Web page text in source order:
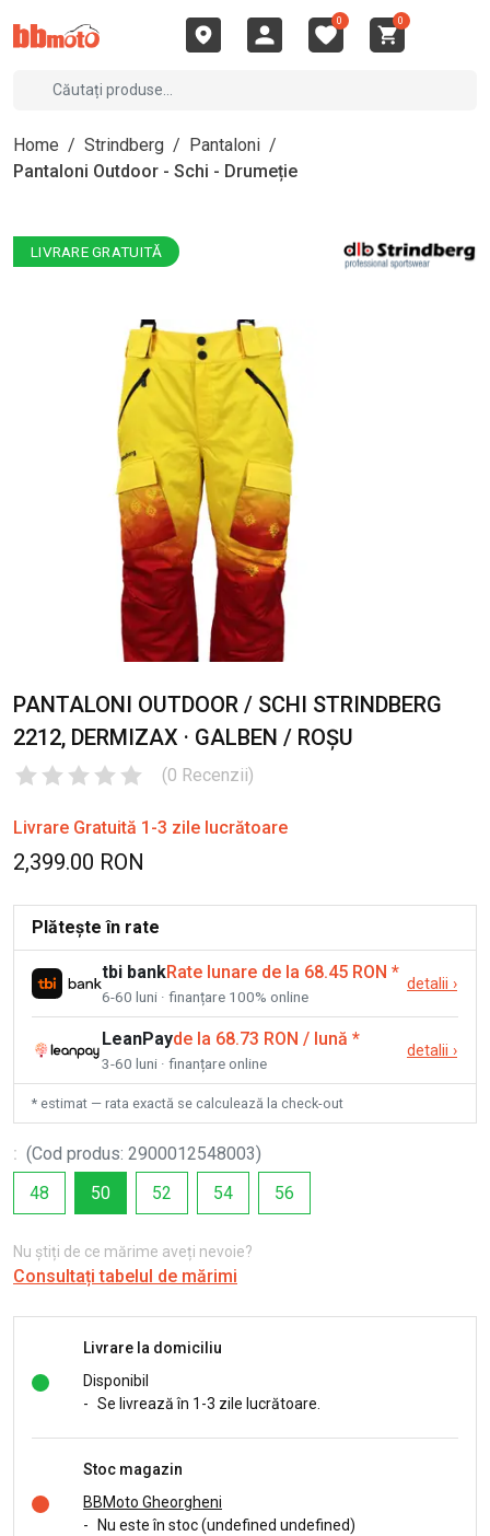
0 0
Home / Strindberg / Pantaloni /
Pantaloni Outdoor - Schi - Drumeție
LIVRARE GRATUITĂ
PANTALONI OUTDOOR / SCHI STRINDBERG
2212, DERMIZAX · GALBEN / ROȘU
(0 Recenzii)
Livrare Gratuită 1-3 zile lucrătoare
2,399.00 RON
Plătește în rate
tbi bankRate lunare de la 68.45 RON *
6-60 luni · finanțare 100% online
detalii ›
LeanPayde la 68.73 RON / lună *
3-60 luni · finanțare online
detalii ›
* estimat — rata exactă se calculează la check-out
: (Cod produs: 2900012548003)
48
50 52 54 56
Nu știți de ce mărime aveți nevoie?
Consultați tabelul de mărimi
Livrare la domiciliu
Disponibil
- Se livrează în 1-3 zile lucrătoare.
Stoc magazin
BBMoto Gheorgheni
-
Nu este în stoc (undefined undefined)